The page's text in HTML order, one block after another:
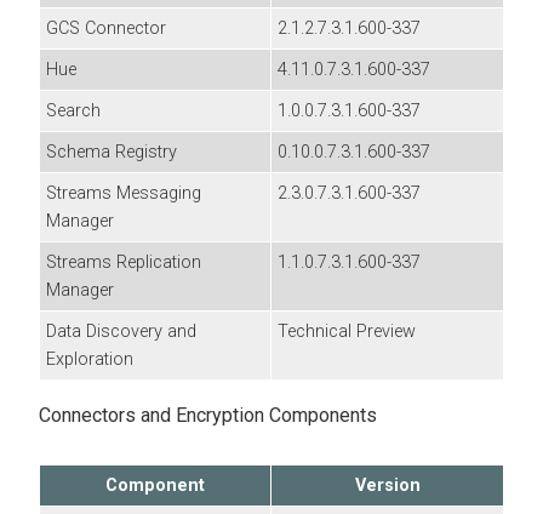
GCS Connector
2.1.2.7.3.1.600-337
Hue
4.11.0.7.3.1.600-337
Search
1.0.0.7.3.1.600-337
Schema Registry
0.10.0.7.3.1.600-337
Streams Messaging
Manager
2.3.0.7.3.1.600-337
Streams Replication
Manager
1.1.0.7.3.1.600-337
Data Discovery and
Exploration
Technical Preview
Connectors and Encryption Components
Component
Version